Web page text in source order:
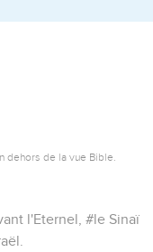
dehors de la vue Bible.
l'Eternel, #le Sinaï